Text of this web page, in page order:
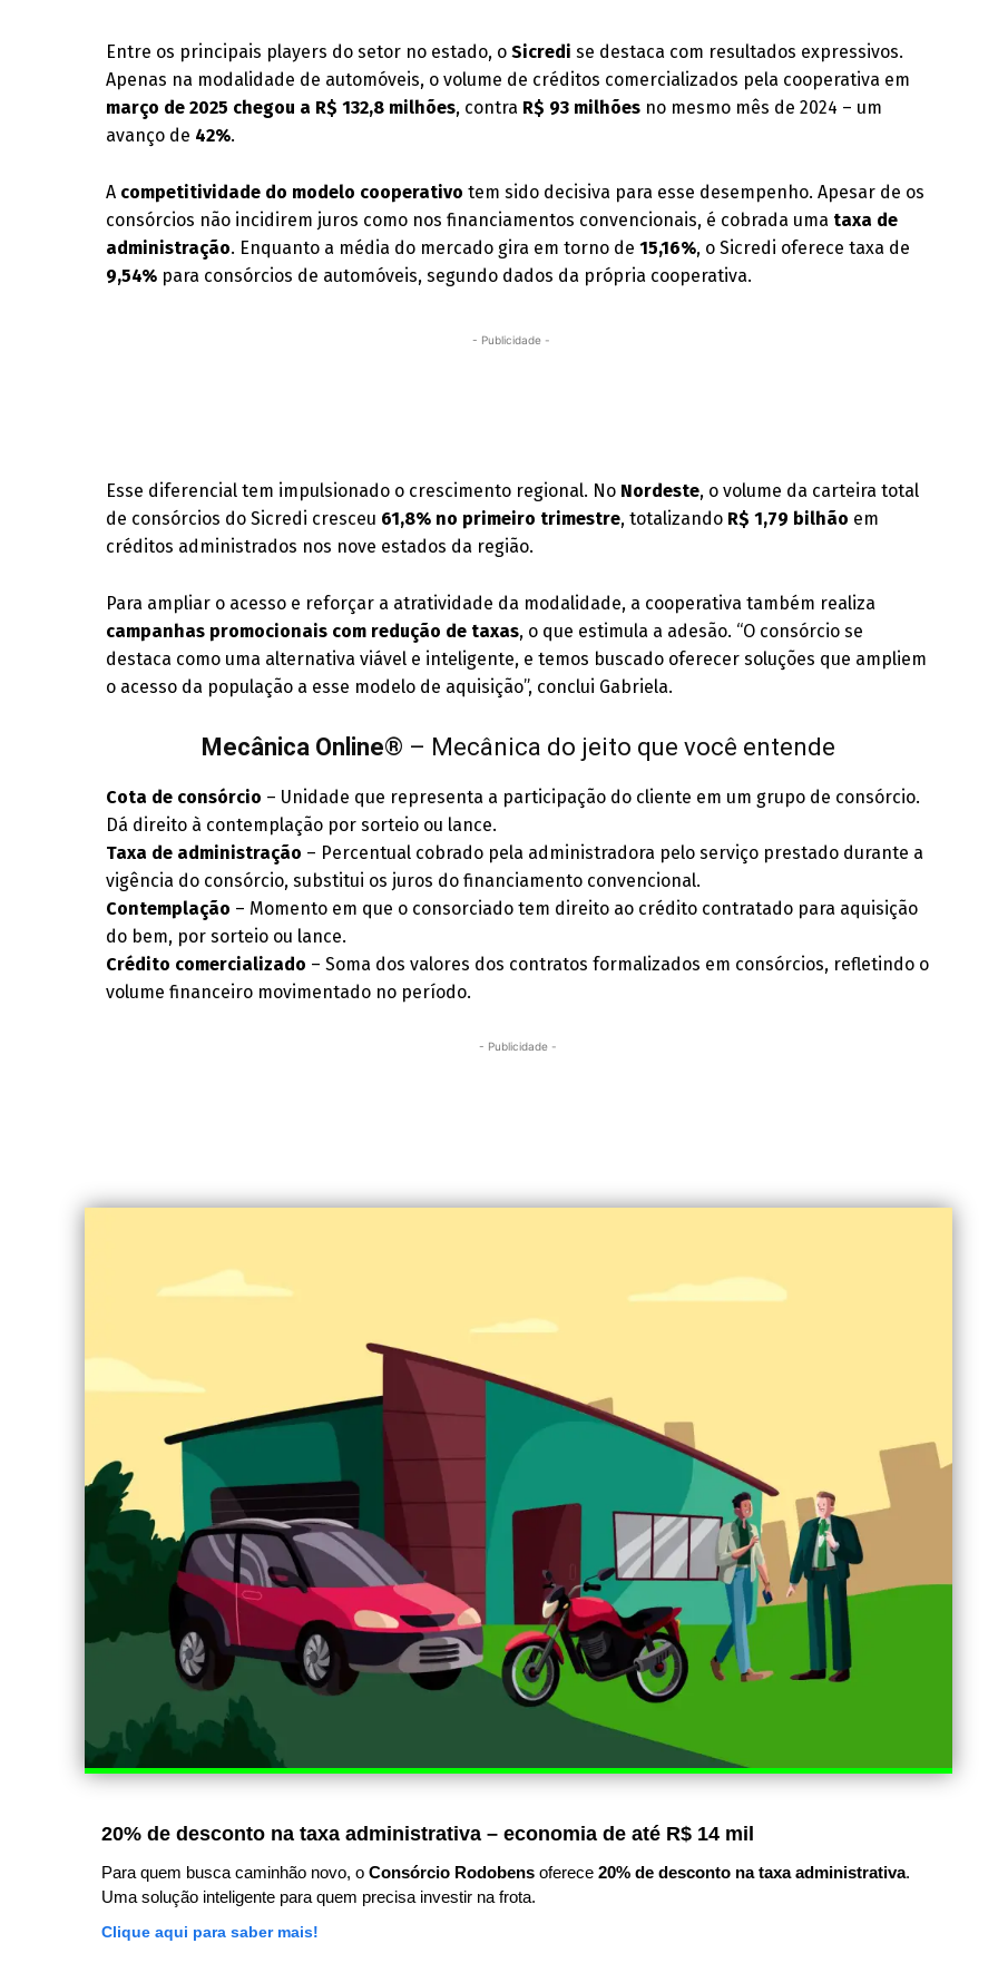
Entre os principais players do setor no estado, oSicredi se destaca com resultados expressivos.
Apenas na modalidade de automóveis, o volume de créditos comercializados pela cooperativa em
março de 2025 chegou a R$ 132,8 milhões, contra R$ 93 milhões no mesmo mês de 2024 – um
avanço de 42%.
A competitividade do modelo cooperativo tem sido decisiva para esse desempenho. Apesar de os
consórcios não incidirem juros como nos financiamentos convencionais, é cobrada uma taxa de
administração. Enquanto a média do mercado gira em torno de15,16%, o Sicredi oferece taxa de
9,54% para consórcios de automóveis, segundo dados da própria cooperativa.
- Publicidade -
Esse diferencial tem impulsionado o crescimento regional. No Nordeste, o volume da carteira total
de consórcios do Sicredi cresceu 61,8% no primeiro trimestre, totalizando R$ 1,79 bilhão em
créditos administrados nos nove estados da região.
Para ampliar o acesso e reforçar a atratividade da modalidade, a cooperativa também realiza
campanhas promocionais com redução de taxas, o que estimula a adesão. “O consórcio se
destaca como uma alternativa viável e inteligente, e temos buscado oferecer soluções que ampliem
o acesso da população a esse modelo de aquisição”, conclui Gabriela.
Mecânica Online® – Mecânica do jeito que você entende
Cota de consórcio – Unidade que representa a participação do cliente em um grupo de consórcio.
Dá direito à contemplação por sorteio ou lance.
Taxa de administração – Percentual cobrado pela administradora pelo serviço prestado durante a
vigência do consórcio, substitui os juros do financiamento convencional.
Contemplação – Momento em que o consorciado tem direito ao crédito contratado para aquisição
do bem, por sorteio ou lance.
Crédito comercializado – Soma dos valores dos contratos formalizados em consórcios, refletindo o
volume financeiro movimentado no período.
- Publicidade -
20% de desconto na taxa administrativa – economia de até R$ 14 mil
Para quem busca caminhão novo, o Consórcio Rodobens oferece 20% de desconto na taxa administrativa.
Uma solução inteligente para quem precisa investir na frota.
Clique aqui para saber mais!